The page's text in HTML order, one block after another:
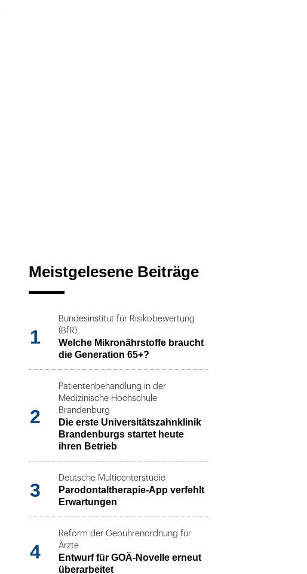
Meistgelesene Beiträge
1
Bundesinstitut für Risikobewertung
(BfR)
Welche Mikronährstoffe braucht
die Generation 65+?
2
Patientenbehandlung in der
Medizinische Hochschule
Brandenburg
Die erste Universitätszahnklinik
Brandenburgs startet heute
ihren Betrieb
3
Deutsche Multicenterstudie
Parodontaltherapie-App verfehlt
Erwartungen
4
Reform der Gebührenordnung für
Ärzte
Entwurf für GOÄ-Novelle erneut
überarbeitet